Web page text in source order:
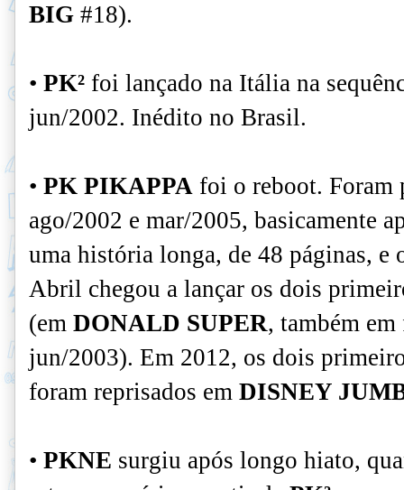
BIG #18).
• PK² foi lançado na Itália na
jun/2002. Inédito no Brasil.
• PK PIKAPPA foi o reboot. Foram
ago/2002 e mar/2005, basicamente
uma história longa, de 48 páginas, e
Abril chegou a lançar os dois
(em DONALD SUPER, também
jun/2003). Em 2012, os dois
foram reprisados em DISNEY
• PKNE surgiu após longo hiato,